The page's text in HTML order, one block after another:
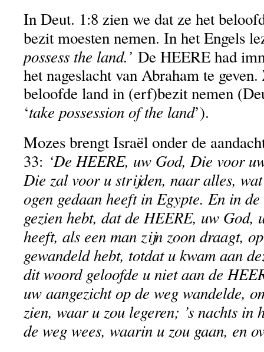
In Deut. 1:8 zien we dat ze het
bezit moesten nemen. In het Engels
possess the land.’ De HEERE had
het nageslacht van Abraham te
beloofde land in (erf)bezit nemen
‘take possession of the land’).
Mozes brengt Israël onder de
33: ‘De HEERE, uw God, Die voor
Die zal voor u strijden, naar alles,
ogen gedaan heeft in Egypte. En in
gezien hebt, dat de HEERE, uw God,
heeft, als een man zijn zoon draagt,
gewandeld hebt, totdat u kwam aan
dit woord geloofde u niet aan de
uw aangezicht op de weg wandelde,
zien, waar u zou legeren; ’s nachts
de weg wees, waarin u zou gaan, en